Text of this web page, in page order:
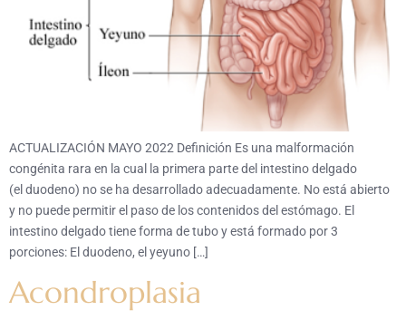
ACTUALIZACIÓN MAYO 2022 Definición Es una malformación
congénita rara en la cual la primera parte del intestino delgado
(el duodeno) no se ha desarrollado adecuadamente. No está abierto
y no puede permitir el paso de los contenidos del estómago. El
intestino delgado tiene forma de tubo y está formado por 3
porciones: El duodeno, el yeyuno […]
Acondroplasia